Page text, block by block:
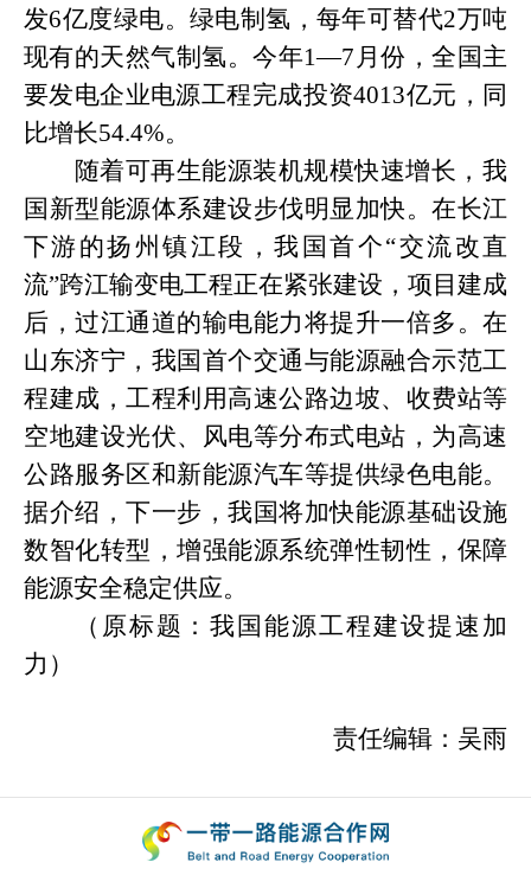
发6亿度绿电。绿电制氢，每年可替代2万吨
现有的天然气制氢。今年1—7月份，全国主
要发电企业电源工程完成投资4013亿元，同
比增长54.4%。
随着可再生能源装机规模快速增长，我
国新型能源体系建设步伐明显加快。在长江
下游的扬州镇江段，我国首个“交流改直
流”跨江输变电工程正在紧张建设，项目建成
后，过江通道的输电能力将提升一倍多。在
山东济宁，我国首个交通与能源融合示范工
程建成，工程利用高速公路边坡、收费站等
空地建设光伏、风电等分布式电站，为高速
公路服务区和新能源汽车等提供绿色电能。
据介绍，下一步，我国将加快能源基础设施
数智化转型，增强能源系统弹性韧性，保障
能源安全稳定供应。
（ 原标题：我国能源工程建设提速加
力 ）
责任编辑：吴雨